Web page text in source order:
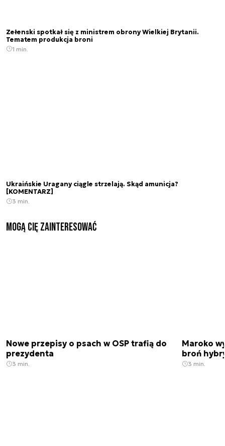
Zełenski spotkał się z ministrem obrony Wielkiej Brytanii.
Tematem produkcja broni
1 min.
Ukraińskie Uragany ciągle strzelają. Skąd amunicja?
[KOMENTARZ]
3 min.
Mogą Cię zainteresować
Nowe przepisy o psach w OSP trafią do
prezydenta
3 min.
Maroko
broń
3 min.